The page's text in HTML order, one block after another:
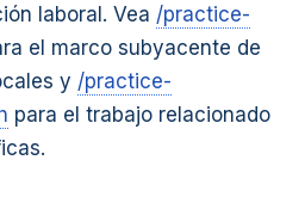
laboral. Vea /practice-
el marco subyacente de
y /practice-
para el trabajo relacionado